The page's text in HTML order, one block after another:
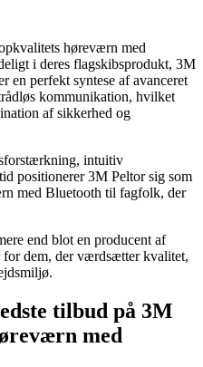
høreværn med
i deres flagskibsprodukt, 3M
en perfekt syntese af avanceret
kommunikation, hvilket
af sikkerhed og
intuitiv
positionerer 3M Peltor sig som
med Bluetooth til fagfolk, der
end blot en producent af
dem, der værdsætter kvalitet,
tilbud på 3M
med